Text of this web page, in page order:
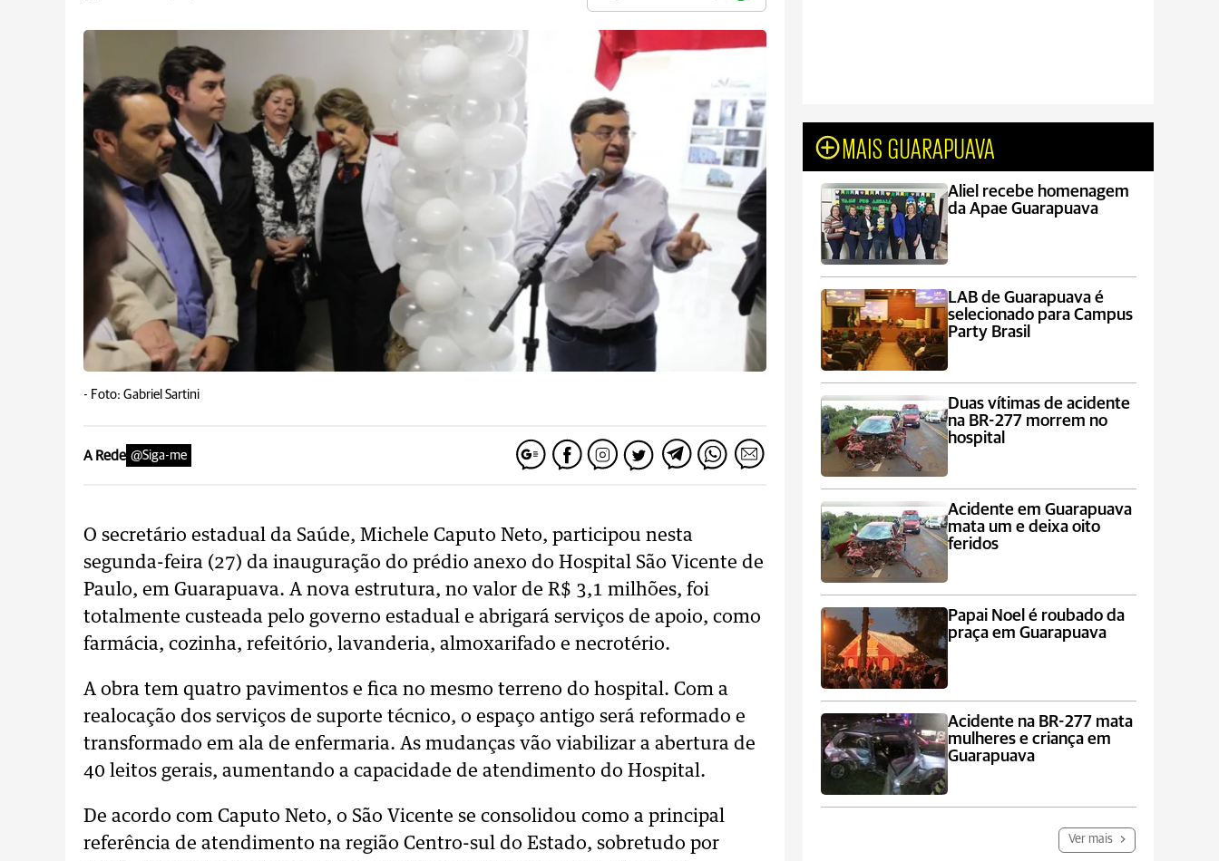
- Foto: Gabriel Sartini
A Rede @Siga-me
O secretário estadual da Saúde, Michele Caputo Neto, participou nesta
segunda-feira (27) da inauguração do prédio anexo do Hospital São Vicente de
Paulo, em Guarapuava. A nova estrutura, no valor de R$ 3,1 milhões, foi
totalmente custeada pelo governo estadual e abrigará serviços de apoio, como
farmácia, cozinha, refeitório, lavanderia, almoxarifado e necrotério.
A obra tem quatro pavimentos e fica no mesmo terreno do hospital. Com a
realocação dos serviços de suporte técnico, o espaço antigo será reformado e
transformado em ala de enfermaria. As mudanças vão viabilizar a abertura de
40 leitos gerais, aumentando a capacidade de atendimento do Hospital.
De acordo com Caputo Neto, o São Vicente se consolidou como a principal
referência de atendimento na região Centro-sul do Estado, sobretudo por
MAIS GUARAPUAVA
Aliel recebe homenagem
da Apae Guarapuava
LAB de Guarapuava é
selecionado para Campus
Party Brasil
Duas vítimas de acidente
na BR-277 morrem no
hospital
Acidente em Guarapuava
mata um e deixa oito
feridos
Papai Noel é roubado da
praça em Guarapuava
Acidente na BR-277 mata
mulheres e criança em
Guarapuava
Ver mais